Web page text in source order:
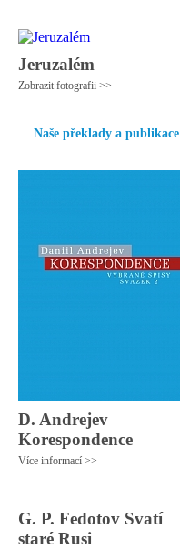
Jeruzalém
Zobrazit fotografii >>
Naše překlady a publikace
D. Andrejev
Korespondence
Více informací >>
G. P. Fedotov Svatí
staré Rusi